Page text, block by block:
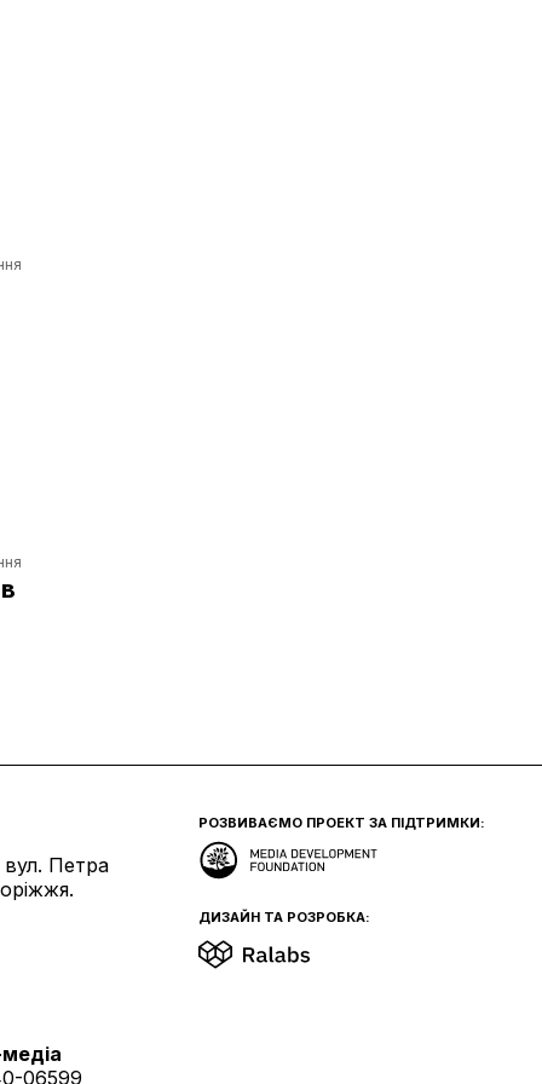
Петра
06599
РОЗВИВАЄМО ПРОЕКТ ЗА ПІДТРИМКИ:
ДИЗАЙН ТА РОЗРОБКА: